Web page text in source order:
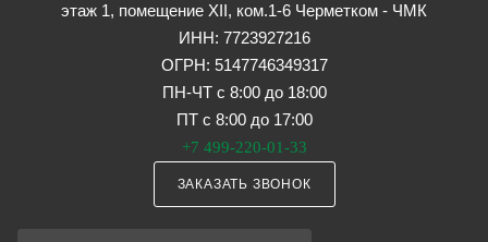
этаж 1, помещение XII, ком.1-6 Черметком - ЧМК
ИНН: 7723927216
ОГРН: 5147746349317
ПН-ЧТ с 8:00 до 18:00
ПТ с 8:00 до 17:00
+7 499-220-01-33
ЗАКАЗАТЬ ЗВОНОК